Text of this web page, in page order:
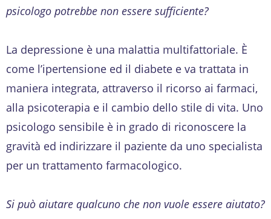
psicologo potrebbe non essere sufficiente?
La depressione è una malattia multifattoriale. È
come l’ipertensione ed il diabete e va trattata in
maniera integrata, attraverso il ricorso ai farmaci,
alla psicoterapia e il cambio dello stile di vita. Uno
psicologo sensibile è in grado di riconoscere la
gravità ed indirizzare il paziente da uno specialista
per un trattamento farmacologico.
Si può aiutare qualcuno che non vuole essere aiutato?